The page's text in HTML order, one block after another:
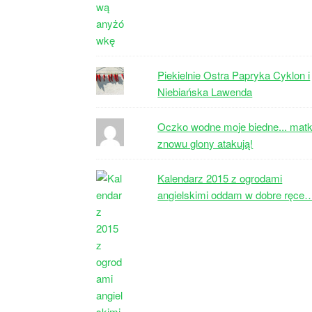
Piekielnie Ostra Papryka Cyklon i
Niebiańska Lawenda
Oczko wodne moje biedne...
znowu glony atakują!
Kalendarz 2015 z ogrodami
angielskimi oddam w dobre